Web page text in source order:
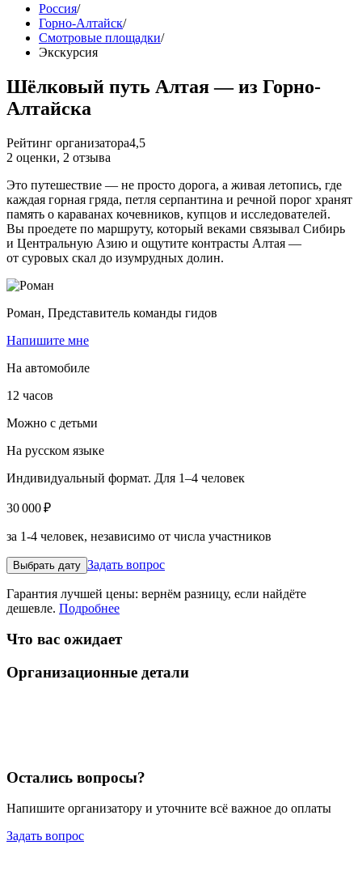
Россия/
Горно-Алтайск/
Смотровые площадки/
Экскурсия
Шёлковый путь Алтая — из Горно-
Алтайска
Рейтинг организатора4,5
2 оценки, 2 отзыва
Это путешествие — не просто дорога, а живая летопись, где
каждая горная гряда, петля серпантина и речной порог хранят
память о караванах кочевников, купцов и исследователей.
Вы проедете по маршруту, который веками связывал Сибирь
и Центральную Азию и ощутите контрасты Алтая —
от суровых скал до изумрудных долин.
Роман, Представитель команды гидов
Напишите мне
На автомобиле
12 часов
Можно с детьми
На русском языке
Индивидуальный формат. Для 1–4 человек
30 000 ₽
за 1-4 человек, независимо от числа участников
Выбрать дату Задать вопрос
Гарантия лучшей цены: вернём разницу, если найдёте
дешевле. Подробнее
Что вас ожидает
Организационные детали
Остались вопросы?
Напишите организатору и уточните всё важное до оплаты
Задать вопрос